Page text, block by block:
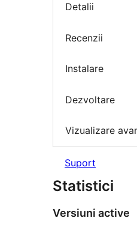
Detalii
Recenzii
Instalare
Dezvoltare
Vizualizare
Suport
Statistici
Versiuni active